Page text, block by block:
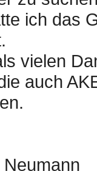
ich das
vielen
auch